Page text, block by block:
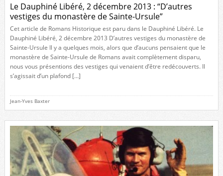
Le Dauphiné Libéré, 2 décembre 2013 : “D’autres
vestiges du monastère de Sainte-Ursule”
Cet article de Romans Historique est paru dans le Dauphiné Libéré. Le
Dauphiné Libéré, 2 décembre 2013 D’autres vestiges du monastère de
Sainte-Ursule Il y a quelques mois, alors que d’aucuns pensaient que le
monastère de Sainte-Ursule de Romans avait complètement disparu,
nous vous présentions des vestiges qui venaient d’être redécouverts. Il
s’agissait d’un plafond […]
Jean-Yves Baxter